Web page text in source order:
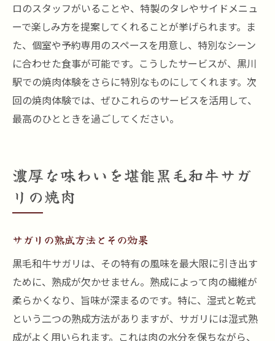
ロのスタッフがいることや、特製のタレやサイドメニュ
ーで楽しみ方を提案してくれることが挙げられます。ま
た、個室や予約専用のスペースを用意し、特別なシーン
に合わせた食事が可能です。こうしたサービスが、黒川
駅での焼肉体験をさらに特別なものにしてくれます。次
回の焼肉体験では、ぜひこれらのサービスを活用して、
最高のひとときを過ごしてください。
濃厚な味わいを堪能黒毛和牛サガ
リの焼肉
サガリの熟成方法とその効果
黒毛和牛サガリは、その特有の風味を最大限に引き出す
ために、熟成が欠かせません。熟成によって肉の繊維が
柔らかくなり、旨味が深まるのです。特に、湿式と乾式
という二つの熟成方法がありますが、サガリには湿式熟
成がよく用いられます。これは肉の水分を保ちながら、